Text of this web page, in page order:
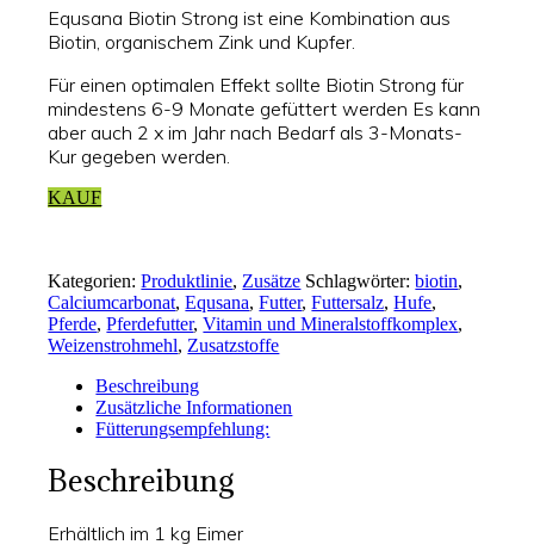
Equsana Biotin Strong ist eine Kombination aus
Biotin, organischem Zink und Kupfer.
Für einen optimalen Effekt sollte Biotin Strong für
mindestens 6-9 Monate gefüttert werden Es kann
aber auch 2 x im Jahr nach Bedarf als 3-Monats-
Kur gegeben werden.
KAUF
Kategorien:Produktlinie, Zusätze Schlagwörter:biotin,
Calciumcarbonat,Equsana,Futter,Futtersalz,Hufe,
Pferde,Pferdefutter,Vitamin und Mineralstoffkomplex,
Weizenstrohmehl, Zusatzstoffe
Beschreibung
Zusätzliche Informationen
Fütterungsempfehlung:
Beschreibung
Erhältlich im 1 kg Eimer